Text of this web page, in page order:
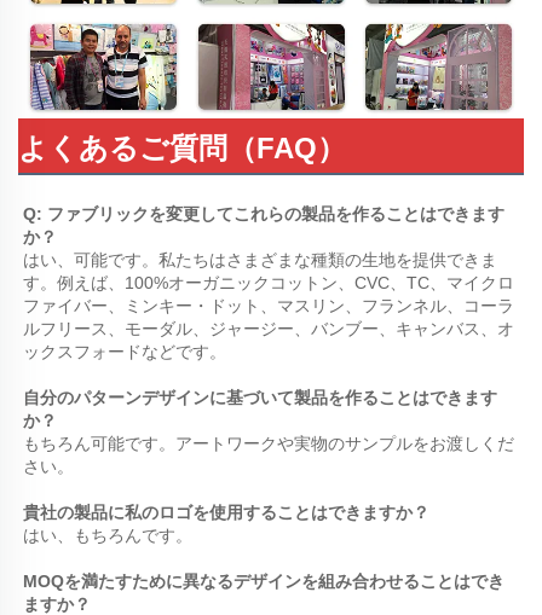
よくあるご質問（FAQ）
Q: ファブリックを変更してこれらの製品を作ることはできます
か？
はい、可能です。私たちはさまざまな種類の生地を提供できま
す。例えば、100%オーガニックコットン、CVC、TC、マイクロ
ファイバー、ミンキー・ドット、マスリン、フランネル、コーラ
ルフリース、モーダル、ジャージー、バンブー、キャンバス、オ
ックスフォードなどです。
自分のパターンデザインに基づいて製品を作ることはできます
か？
もちろん可能です。アートワークや実物のサンプルをお渡しくだ
さい。
貴社の製品に私のロゴを使用することはできますか？
はい、もちろんです。
MOQを満たすために異なるデザインを組み合わせることはでき
ますか？